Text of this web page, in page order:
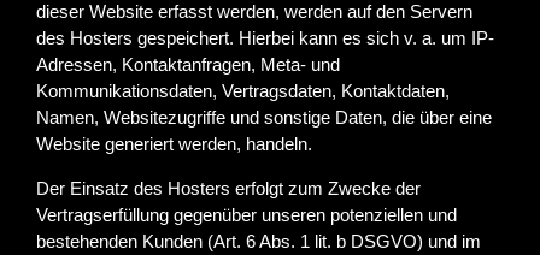
dieser Website erfasst werden, werden auf den Servern
des Hosters gespeichert. Hierbei kann es sich v. a. um IP-
Adressen, Kontaktanfragen, Meta- und
Kommunikationsdaten, Vertragsdaten, Kontaktdaten,
Namen, Websitezugriffe und sonstige Daten, die über eine
Website generiert werden, handeln.
Der Einsatz des Hosters erfolgt zum Zwecke der
Vertragserfüllung gegenüber unseren potenziellen und
bestehenden Kunden (Art. 6 Abs. 1 lit. b DSGVO) und im